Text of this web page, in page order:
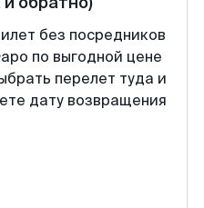
без посредников
по выгодной цене
перелет туда и
дату возвращения